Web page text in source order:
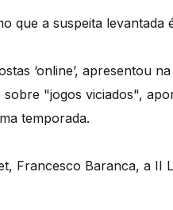
que a suspeita levantada
‘online’, apresentou
"jogos viciados",
temporada.
Francesco Baranca, a II